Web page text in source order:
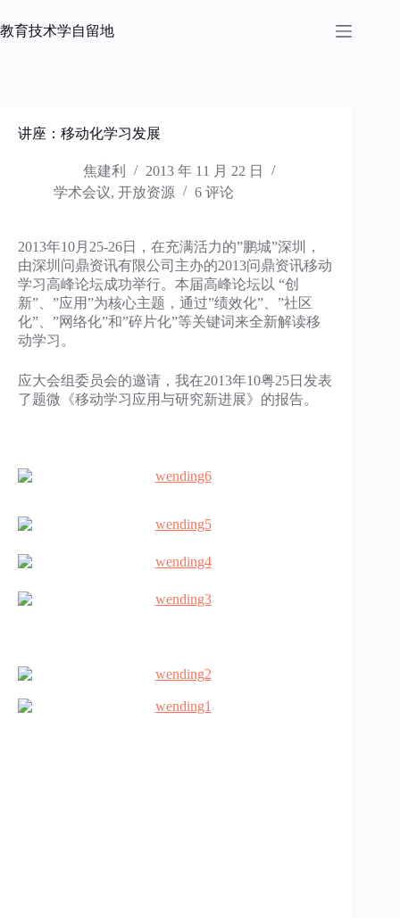
过
教育技术学自留地
讲座：移动化学习发展
焦建利
2013 年 11 月 22 日
学术会议, 开放资源 6 评论
2013年10月25-26日，在充满活力的”鹏城”深圳，
由深圳问鼎资讯有限公司主办的2013问鼎资讯移动
学习高峰论坛成功举行。本届高峰论坛以 “创
新”、”应用”为核心主题，通过”绩效化”、”社区
化”、”网络化”和”碎片化”等关键词来全新解读移
动学习。
应大会组委员会的邀请，我在2013年10粤25日发表
了题微《移动学习应用与研究新进展》的报告。